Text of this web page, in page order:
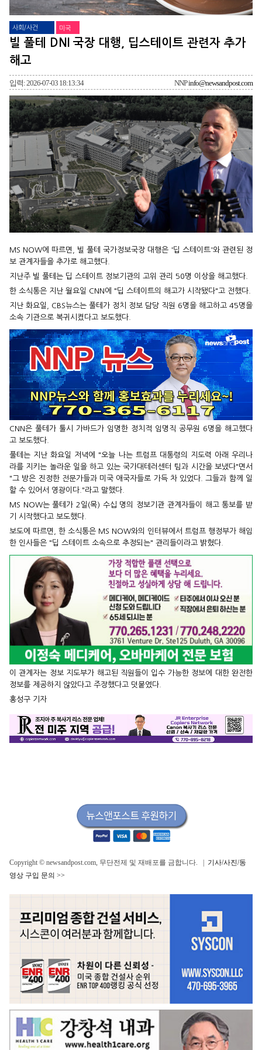
사회/사건 미국
빌 풀테 DNI 국장 대행, 딥스테이트 관련자 추가
해고
입력: 2026-07-03 18:13:34 NNPinfo@newsandpost.com
MS NOW에 따르면, 빌 풀테 국가정보국장 대행은 '딥 스테이트'와 관련된 정
보 관계자들을 추가로 해고했다.
지난주 빌 풀테는 딥 스테이트 정보기관의 고위 관리 50명 이상을 해고했다.
한 소식통은 지난 월요일 CNN에 "딥 스테이트의 해고가 시작됐다"고 전했다.
지난 화요일, CBS뉴스는 풀테가 정치 정보 담당 직원 6명을 해고하고 45명을
소속 기관으로 복귀시켰다고 보도했다.
CNN은 풀테가 툴시 가바드가 임명한 정치적 임명직 공무원 6명을 해고했다
고 보도했다.
풀테는 지난 화요일 저녁에 "오늘 나는 트럼프 대통령의 지도력 아래 우리나
라를 지키는 놀라운 일을 하고 있는 국가대테러센터 팀과 시간을 보냈다"면서
"그 방은 진정한 전문가들과 미국 애국자들로 가득 차 있었다. 그들과 함께 일
할 수 있어서 영광이다."라고 말했다.
MS NOW는 풀테가 2일(목) 수십 명의 정보기관 관계자들이 해고 통보를 받
기 시작했다고 보도했다.
보도에 따르면, 한 소식통은 MS NOW와의 인터뷰에서 트럼프 행정부가 해임
한 인사들은 "딥 스테이트 소속으로 추정되는" 관리들이라고 밝혔다.
이 관계자는 정보 지도부가 해고된 직원들이 입수 가능한 정보에 대한 완전한
정보를 제공하지 않았다고 주장했다고 덧붙였다.
홍성구 기자
Copyright © newsandpost.com, 무단전제 및 재배포를 금합니다. | 기사/사진/동
영상 구입 문의 >>